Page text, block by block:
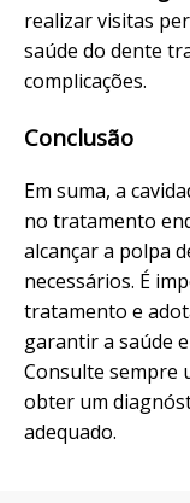
realizar visitas
saúde do dente
complicações.
Conclusão
Em suma, a
no tratamento
alcançar a polpa
necessários. É
tratamento e
garantir a saúde
Consulte sempre
obter um
adequado.